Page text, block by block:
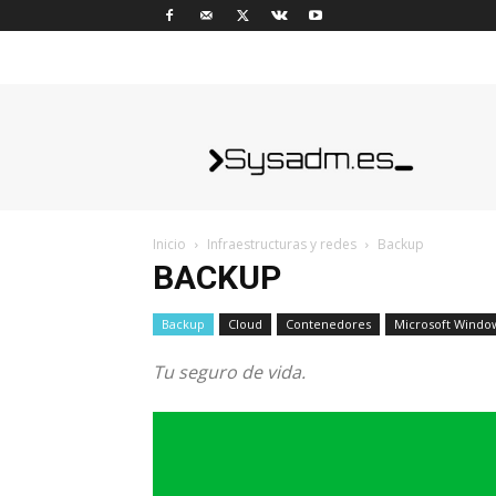
Inicio Infraestructuras y redes Backup
BACKUP
Backup Cloud Contenedores Microsoft
Tu seguro de vida.